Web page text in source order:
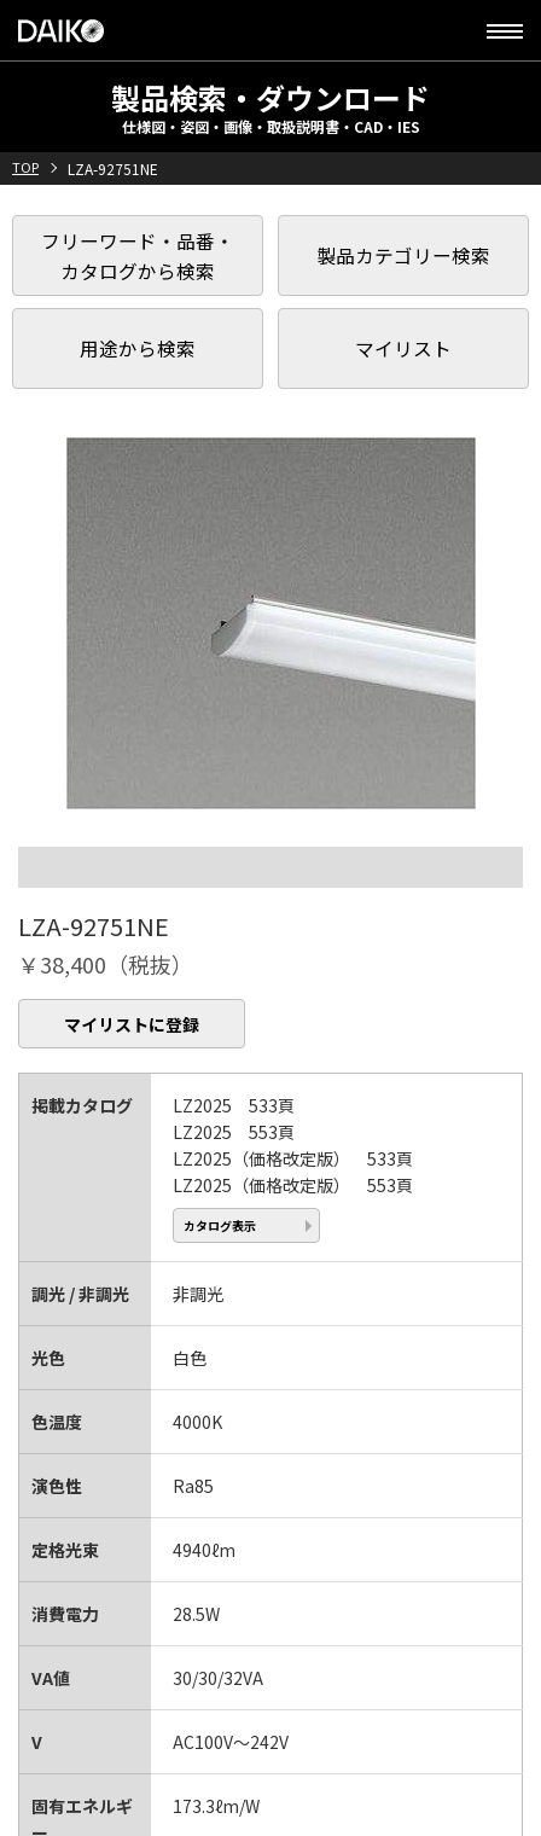
製品検索・ダウンロード
仕様図・姿図・画像・取扱説明書・CAD・IES
TOP LZA-92751NE
フリーワード・品番・
カタログから検索
製品カテゴリー検索
用途から検索 マイリスト
LZA-92751NE
￥38,400（税抜）
マイリストに登録
掲載カタログ
LZ2025 533頁
LZ2025 553頁
LZ2025（価格改定版） 533頁
LZ2025（価格改定版） 553頁
カタログ表示
調光 / 非調光 非調光
光色 白色
色温度 4000K
演色性 Ra85
定格光束 4940ℓm
消費電力 28.5W
VA値 30/30/32VA
V AC100V～242V
固有エネルギ
173.3ℓm/W